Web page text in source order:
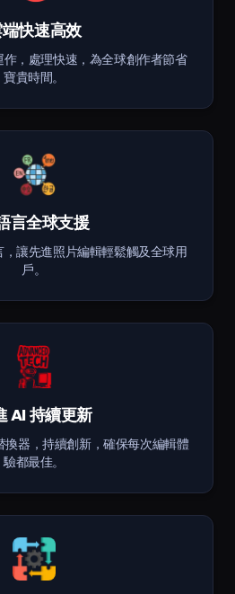
快速高效
，處理快速，為全球創作者節省
寶貴時間。
言全球支援
讓先進照片編輯輕鬆觸及全球用
戶。
AI 持續更新
換器，持續創新，確保每次編輯體
驗都最佳。